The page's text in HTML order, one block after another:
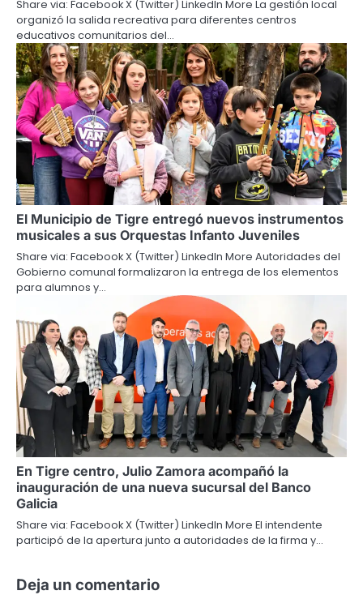
Share via: Facebook X (Twitter) LinkedIn More La gestión local
organizó la salida recreativa para diferentes centros
educativos comunitarios del…
El Municipio de Tigre entregó nuevos instrumentos
musicales a sus Orquestas Infanto Juveniles
Share via: Facebook X (Twitter) LinkedIn More Autoridades del
Gobierno comunal formalizaron la entrega de los elementos
para alumnos y…
En Tigre centro, Julio Zamora acompañó la
inauguración de una nueva sucursal del Banco
Galicia
Share via: Facebook X (Twitter) LinkedIn More El intendente
participó de la apertura junto a autoridades de la firma y…
Deja un comentario